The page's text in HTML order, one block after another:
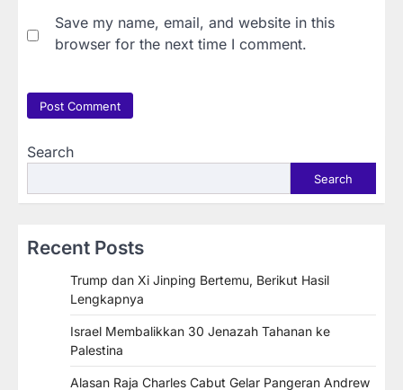
Save my name, email, and website in this
browser for the next time I comment.
Search
Search
Recent Posts
Trump dan Xi Jinping Bertemu, Berikut Hasil
Lengkapnya
Israel Membalikkan 30 Jenazah Tahanan ke
Palestina
Alasan Raja Charles Cabut Gelar Pangeran Andrew